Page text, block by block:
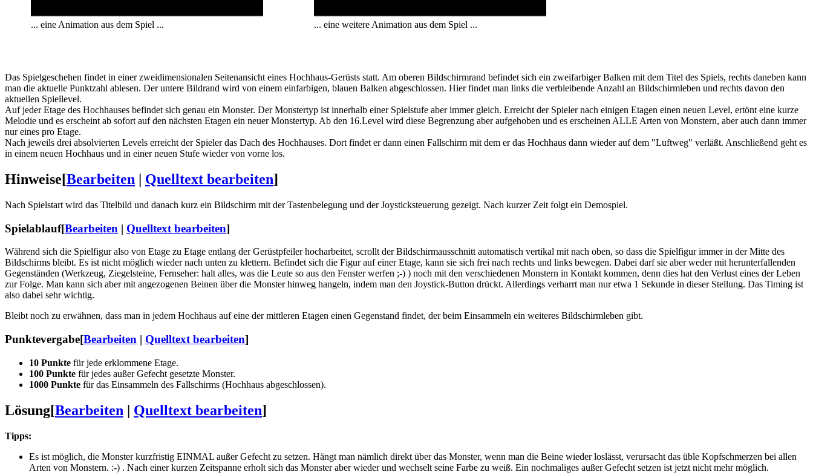
... eine Animation aus dem Spiel ... ... eine weitere Animation aus dem Spiel ...
Das Spielgeschehen findet in einer zweidimensionalen Seitenansicht eines Hochhaus-Gerüsts statt. Am oberen Bildschirmrand befindet sich ein zweifarbiger Balken mit dem Titel des Spiels, rechts daneben kann
man die aktuelle Punktzahl ablesen. Der untere Bildrand wird von einem einfarbigen, blauen Balken abgeschlossen. Hier findet man links die verbleibende Anzahl an Bildschirmleben und rechts davon den
aktuellen Spiellevel.
Auf jeder Etage des Hochhauses befindet sich genau ein Monster. Der Monstertyp ist innerhalb einer Spielstufe aber immer gleich. Erreicht der Spieler nach einigen Etagen einen neuen Level, ertönt eine kurze
Melodie und es erscheint ab sofort auf den nächsten Etagen ein neuer Monstertyp. Ab den 16.Level wird diese Begrenzung aber aufgehoben und es erscheinen ALLE Arten von Monstern, aber auch dann immer
nur eines pro Etage.
Nach jeweils drei absolvierten Levels erreicht der Spieler das Dach des Hochhauses. Dort findet er dann einen Fallschirm mit dem er das Hochhaus dann wieder auf dem "Luftweg" verläßt. Anschließend geht es
in einem neuen Hochhaus und in einer neuen Stufe wieder von vorne los.
Hinweise[Bearbeiten | Quelltext bearbeiten]
Nach Spielstart wird das Titelbild und danach kurz ein Bildschirm mit der Tastenbelegung und der Joysticksteuerung gezeigt. Nach kurzer Zeit folgt ein Demospiel.
Spielablauf[Bearbeiten | Quelltext bearbeiten]
Während sich die Spielfigur also von Etage zu Etage entlang der Gerüstpfeiler hocharbeitet, scrollt der Bildschirmausschnitt automatisch vertikal mit nach oben, so dass die Spielfigur immer in der Mitte des
Bildschirms bleibt. Es ist nicht möglich wieder nach unten zu klettern. Befindet sich die Figur auf einer Etage, kann sie sich frei nach rechts und links bewegen. Dabei darf sie aber weder mit herunterfallenden
Gegenständen (Werkzeug, Ziegelsteine, Fernseher: halt alles, was die Leute so aus den Fenster werfen ;-) ) noch mit den verschiedenen Monstern in Kontakt kommen, denn dies hat den Verlust eines der Leben
zur Folge. Man kann sich aber mit angezogenen Beinen über die Monster hinweg hangeln, indem man den Joystick-Button drückt. Allerdings verharrt man nur etwa 1 Sekunde in dieser Stellung. Das Timing ist
also dabei sehr wichtig.
Bleibt noch zu erwähnen, dass man in jedem Hochhaus auf eine der mittleren Etagen einen Gegenstand findet, der beim Einsammeln ein weiteres Bildschirmleben gibt.
Punktevergabe[Bearbeiten | Quelltext bearbeiten]
10 Punkte für jede erklommene Etage.
100 Punkte für jedes außer Gefecht gesetzte Monster.
1000 Punkte für das Einsammeln des Fallschirms (Hochhaus abgeschlossen).
Lösung[Bearbeiten | Quelltext bearbeiten]
Tipps:
Es ist möglich, die Monster kurzfristig EINMAL außer Gefecht zu setzen. Hängt man nämlich direkt über das Monster, wenn man die Beine wieder loslässt, verursacht das üble Kopfschmerzen bei allen
Arten von Monstern. :-) . Nach einer kurzen Zeitspanne erholt sich das Monster aber wieder und wechselt seine Farbe zu weiß. Ein nochmaliges außer Gefecht setzen ist jetzt nicht mehr möglich.